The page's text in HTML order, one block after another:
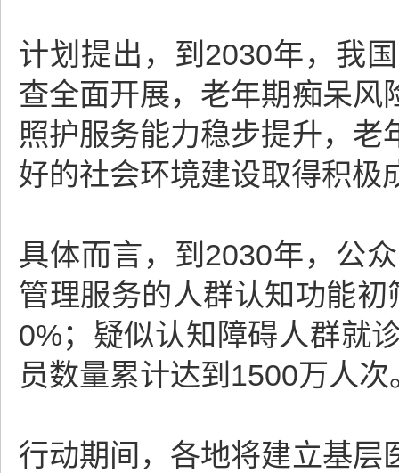
计划提出，到2030年，我
查全面开展，老年期痴呆风
照护服务能力稳步提升，
好的社会环境建设取得积极
具体而言，到2030年，公
管理服务的人群认知功能
0%；疑似认知障碍人群就
员数量累计达到1500万人次
行动期间，各地将建立基层